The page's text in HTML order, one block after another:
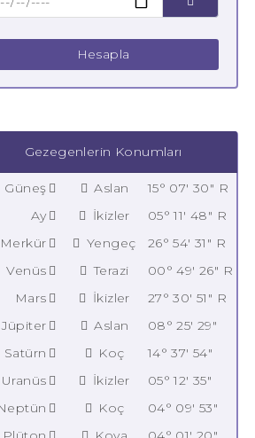
Hesapla
Gezegenlerin Konumları
Güneş Aslan
15° 07' 30" R
Ay
İkizler
05° 11' 48" R
Merkür
Yengeç
26° 54' 31" R
Venüs
Terazi
00° 49' 26" R
Mars
İkizler
27° 30' 51" R
Jüpiter
Aslan
08° 25' 29"
Satürn
Koç
14° 37' 54"
Uranüs
İkizler
05° 12' 35"
Koç
04° 09' 53"